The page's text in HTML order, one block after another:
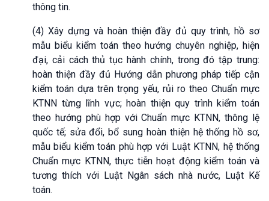
thông tin.
(4) Xây dựng và hoàn thiện đầy đủ quy trình, hồ sơ
mẫu biểu kiểm toán theo hướng chuyên nghiệp, hiện
đại, cải cách thủ tục hành chính, trong đó tập trung:
hoàn thiện đầy đủ Hướng dẫn phương pháp tiếp cận
kiểm toán dựa trên trọng yếu, rủi ro theo Chuẩn mực
KTNN từng lĩnh vực; hoàn thiện quy trình kiểm toán
theo hướng phù hợp với Chuẩn mực KTNN, thông lệ
quốc tế; sửa đổi, bổ sung hoàn thiện hệ thống hồ sơ,
mẫu biểu kiểm toán phù hợp với Luật KTNN, hệ thống
Chuẩn mực KTNN, thực tiễn hoạt động kiểm toán và
tương thích với Luật Ngân sách nhà nước, Luật Kế
toán.